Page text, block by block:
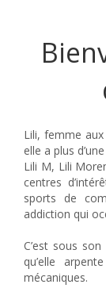
Lili, femme
elle a plus
Lili M, Lili
centres
sports de
addiction qui
C’est sous
qu’elle
mécaniques.